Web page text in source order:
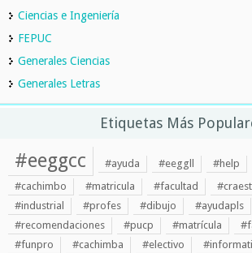
Ciencias e Ingeniería
FEPUC
Generales Ciencias
Generales Letras
Etiquetas Más
#eeggcc #ayuda #eeggll #help
#cachimbo
#matricula #facultad #craest
#industrial
#profes #dibujo #ayudapls
#recomendaciones
#pucp #matrícula
#funpro
#cachimba #electivo